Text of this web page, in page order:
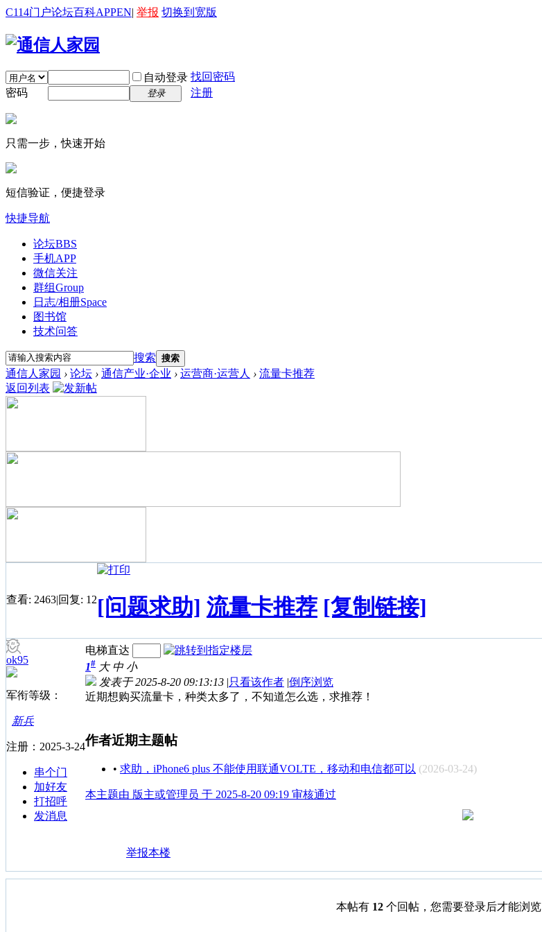
C114门户论坛百科APPEN| 举报 切换到宽版
自动登录 找回密码
密码
登录 注册
只需一步，快速开始
短信验证，便捷登录
快捷导航
论坛BBS
手机APP
微信关注
群组Group
日志/相册Space
图书馆
技术问答
搜索 搜索
通信人家园 › 论坛 › 通信产业·企业 › 运营商·运营人 › 流量卡推荐
返回列表
查看: 2463|回复: 12[问题求助] 流量卡推荐 [复制链接]
ok95
军衔等级：
新兵
注册：2025-3-24
串个门
加好友
打招呼
发消息
电梯直达
1# 大 中 小
发表于 2025-8-20 09:13:13 |只看该作者 |倒序浏览
近期想购买流量卡，种类太多了，不知道怎么选，求推荐！
作者近期主题帖
• 求助，iPhone6 plus 不能使用联通VOLTE，移动和电信都可以 (2026-03-24)
本主题由 版主或管理员 于 2025-8-20 09:19 审核通过
举报本楼
本帖有 12个回帖，您需要登录后才能浏览